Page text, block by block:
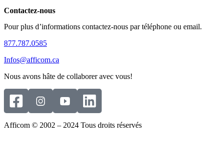
Contactez-nous
Pour plus d’informations contactez-nous par téléphone ou email.
877.787.0585
Infos@afficom.ca
Nous avons hâte de collaborer avec vous!
Afficom © 2002 – 2024 Tous droits réservés